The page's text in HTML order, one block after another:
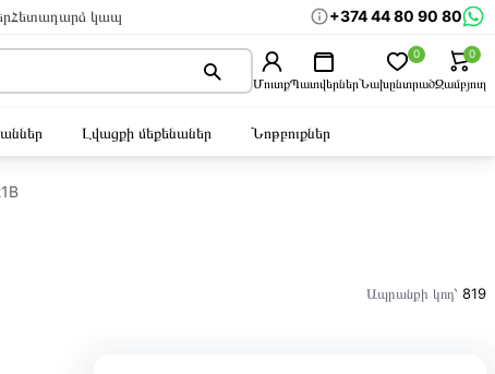
Հետադարձ կապ +374 44 80 90 80
ՄուտքՊատվերներՆախընտրած
0
Զամբյուղ
0
Լվացքի մեքենաներ Նոթբուքներ
Ապրանքի կոդ՝ 819